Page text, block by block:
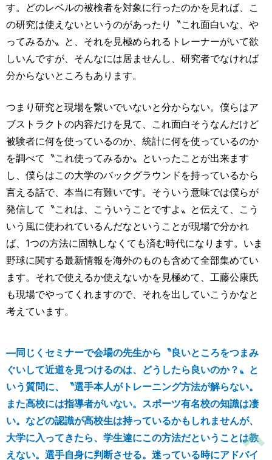
す。どのレベルの被検者を対象に行ったのかを見れば、こ
の研究は使えないというのがあったり〝これ面白いな、や
ってみるか〟と、それを見極められるトレーナーがいて欲
しいんですが、そんなには居ませんし、研究者でなければ
分からないところもあります。
つまり研究と現場を繋いでいないと分からない。僕らはア
ブストラクトの内容だけを見て、これ面白そうなんだけど
被験者に何を使っているのか、統計に何を使っているのか
を調べて〝これ使ってみるか〟といったことが出来ます
し、僕らはこの大学のバックグラウンドを持っているから
言える話で、本当に有難いです。そういう意味では僕らが
発信して〝これは、こういうことですよ〟と伝えて、こう
いう風に使われているんだなということが現場で分かれ
ば、1つの方法に固執しなくても済む時代になります。いま
野球に関する最新情報を海外のものも含めて全部集めてい
ます。それで使えるか使えないかを見極めて、工藤公康氏
も現場でやってくれますので、それを出していこうかなと
考えています。
―同じくセミナーで会場の先生から〝良いところをつまみ
ぐいして近道を見つけるのは、どうしたら良いのか？〟と
いう質問に、〝選手本人がトレーニング方法が解らない。
また高校には指導者がいない。スポーツ有名校の知識は凄
い。などの認識が高校生は持っているかもしれませんが、
大学に入ってきたら、学生達にこの方法だということは教
えない。選手自身に判断させる。迷っている時にアドバイ